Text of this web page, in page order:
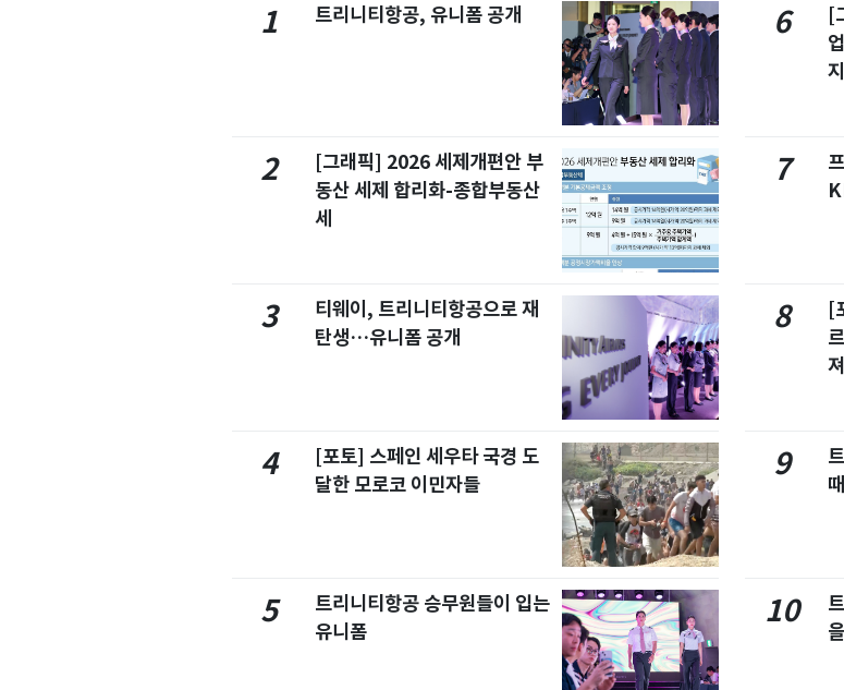
1 트리니티항공, 유니폼 공개
2
[그래픽] 2026 세제개편안 부
동산 세제 합리화-종합부동산
세
3
티웨이, 트리니티항공으로 재
탄생…유니폼 공개
4
[포토] 스페인 세우타 국경 도
달한 모로코 이민자들
5
트리니티항공 승무원들이 입는
유니폼
6
[
7
8
[
져
9
10